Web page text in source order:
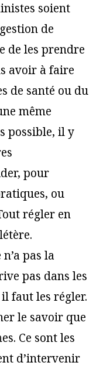
soient
de
de les prendre
avoir à faire
de santé ou du
même
possible, il y
pour
ou
régler en
pas la
pas dans les
faut les régler.
le savoir que
Ce sont les
d’intervenir